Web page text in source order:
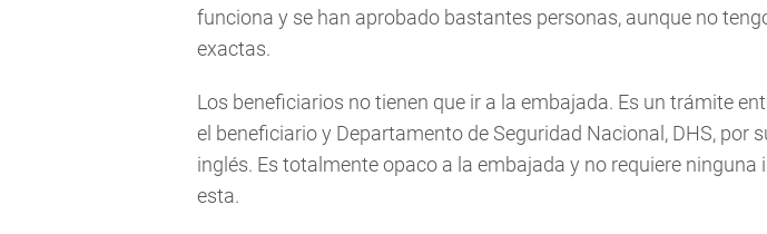
funciona y se han aprobado bastantes personas, aunque no
exactas.
Los beneficiarios no tienen que ir a la embajada. Es un trámite
el beneficiario y Departamento de Seguridad Nacional, DHS, por
inglés. Es totalmente opaco a la embajada y no requiere ninguna
esta.